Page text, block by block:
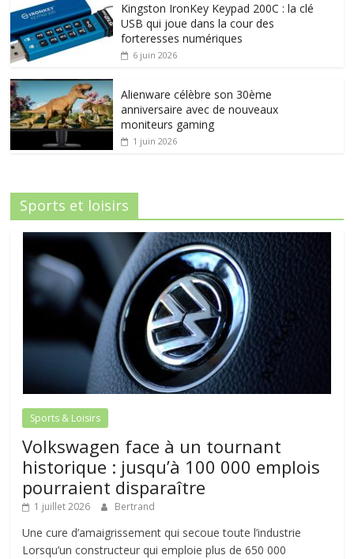
Kingston IronKey Keypad 200C : la clé
USB qui joue dans la cour des
forteresses numériques
6 juin 2026
Alienware célèbre son 30ème
anniversaire avec de nouveaux
moniteurs gaming
1 juin 2026
Sports et loisirs
Sports & Loisirs
Volkswagen face à un tournant
historique : jusqu’à 100 000 emplois
pourraient disparaître
1 juillet 2026 Bertrand
Une cure d’amaigrissement qui secoue toute l’industrie
Lorsqu’un constructeur qui emploie plus de 650 000